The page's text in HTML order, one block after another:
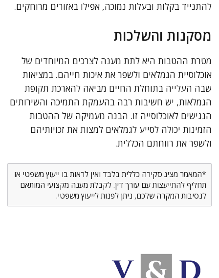
להתנייד בקלות ובעלות נמוכה, אפילו באזורים מרוחקים.
מסקנות והשלכות
מטרת ההטבות היא לתת מענה לצרכים המיוחדים של
אוכלוסיית הגמלאים ולשפר את איכות חייהם. במציאות
שבה העלייה בתוחלת החיים מביאה להארכת תקופת
הגמלאות, יש חשיבות רבה בהעמקת התמיכה והשירותים
הנגישים לאוכלוסייה זו. הבנה מעמיקה של ההטבות
הזמינות יכולה לסייע לגמלאים למצות את זכויותיהם
ולשפר את רווחתם הכללית.
*המאמר מציג סקירה כללית בלבד ואין לראות בו ייעוץ משפטי או
תחליף להתייעצות עם עורך דין. לקבלת מענה מקצועי המותאם
לנסיבות המקרה שלכם, ניתן לפנות לייעוץ משפטי.